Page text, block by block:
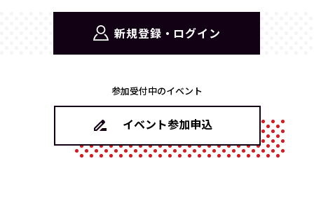
新規登録・ログイン
参加受付中のイベント
イベント参加申込